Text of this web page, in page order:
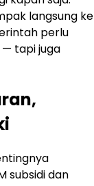
langsung ke
perlu
tapi juga
subsidi dan